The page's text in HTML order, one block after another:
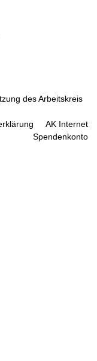
des Arbeitskreis
AK Internet
Spendenkonto